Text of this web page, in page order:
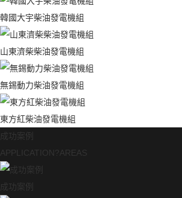
韓國大宇柴油發電機組
山東濟柴柴油發電機組
無錫動力柴油發電機組
東方紅柴油發電機組
成功案例
APPLICATION?AREAS
成功案例